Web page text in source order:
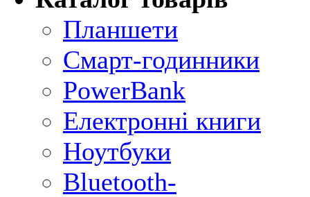
Планшети
Смарт-годинники
PowerBank
Електронні книги
Ноутбуки
Bluetooth-